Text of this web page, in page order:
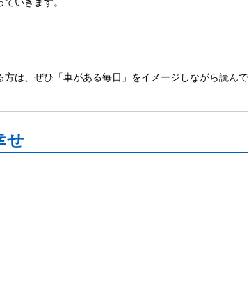
は、ぜひ「車がある毎日」をイメージしながら読んで
せ